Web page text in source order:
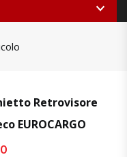
Retrovisore
EUROCARGO